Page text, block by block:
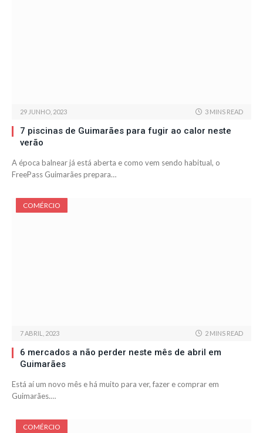
29 JUNHO, 2023 3 MINS READ
7 piscinas de Guimarães para fugir ao calor neste
verão
A época balnear já está aberta e como vem sendo habitual, o
FreePass Guimarães prepara…
COMÉRCIO
7 ABRIL, 2023 2 MINS READ
6 mercados a não perder neste mês de abril em
Guimarães
Está aí um novo mês e há muito para ver, fazer e comprar em
Guimarães.…
COMÉRCIO